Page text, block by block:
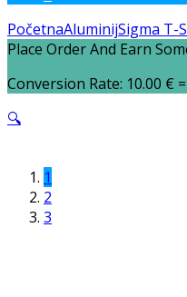
PočetnaAluminijSigma T-
Place Order And Earn
Conversion Rate: 10.00 €
🔍
1
2
3